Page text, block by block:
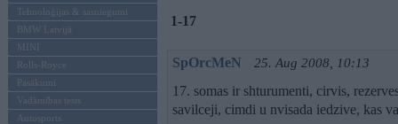
Tehnoloģijas & sasniegumi
BMW Latvijā
MINI
Rolls-Royce
Pasākumi
Vadāmības tests
Autosports
1-17
SpOrcMeN 25. Aug 2008, 10:13
17. somas ir shturumenti, cirvis,
savilceji, cimdi u nvisada iedzive, kas